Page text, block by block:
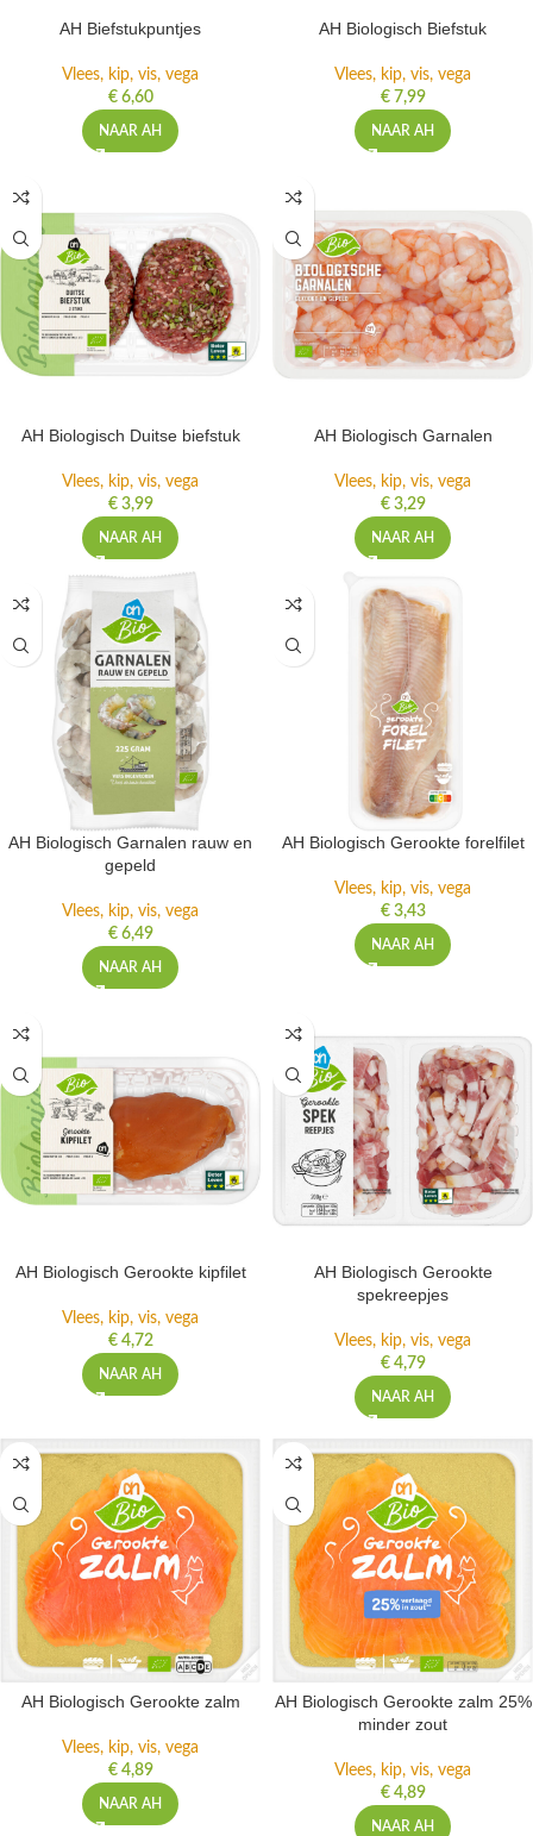
AH Biefstukpuntjes
Vlees, kip, vis, vega
€6,60
NAAR AH
AH Biologisch Biefstuk
Vlees, kip, vis, vega
€7,99
NAAR AH
AH Biologisch Duitse biefstuk
Vlees, kip, vis, vega
€3,99
NAAR AH
AH Biologisch Garnalen
Vlees, kip, vis, vega
€3,29
NAAR AH
AH Biologisch Garnalen rauw en
gepeld
Vlees, kip, vis, vega
€6,49
NAAR AH
AH Biologisch Gerookte forelfilet
Vlees, kip, vis, vega
€3,43
NAAR AH
AH Biologisch Gerookte kipfilet
Vlees, kip, vis, vega
€4,72
NAAR AH
AH Biologisch Gerookte
spekreepjes
Vlees, kip, vis, vega
€4,79
NAAR AH
AH Biologisch Gerookte zalm
Vlees, kip, vis, vega
€4,89
NAAR AH
AH Biologisch Gerookte zalm 25%
minder zout
Vlees, kip, vis, vega
€4,89
NAAR AH